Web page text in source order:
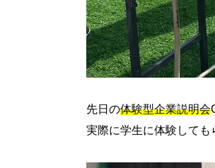
先日の体験型企業説明会
実際に学生に体験しても